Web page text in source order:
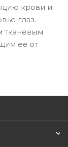
крови и
глаз.
тканевым
ее от